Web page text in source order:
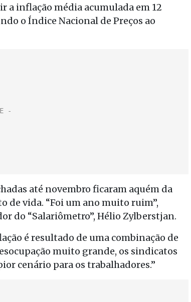
a inflação média acumulada em 12
o Índice Nacional de Preços ao
até novembro ficaram aquém da
de vida. “Foi um ano muito ruim”,
do “Salariômetro”, Hélio Zylberstjan.
é resultado de uma combinação de
muito grande, os sindicatos
cenário para os trabalhadores.”